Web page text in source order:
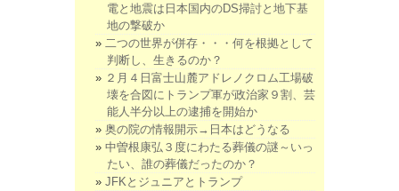
電と地震は日本国内のDS掃討と地下基
地の撃破か
二つの世界が併存・・・何を根拠として
判断し、生きるのか？
２月４日富士山麓アドレノクロム工場破
壊を合図にトランプ軍が政治家９割、芸
能人半分以上の逮捕を開始か
奥の院の情報開示→日本はどうなる
中曽根康弘３度にわたる葬儀の謎～いっ
たい、誰の葬儀だったのか？
JFKとジュニアとトランプ